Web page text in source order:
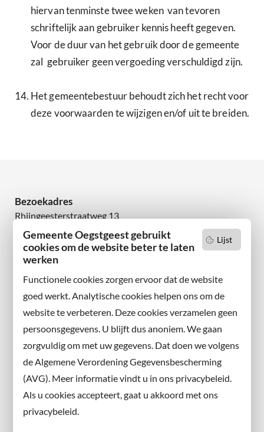
Lijst
Gemeente Oegstgeest gebruikt
cookies om de website beter te laten
werken
Functionele cookies zorgen ervoor dat de website
goed werkt. Analytische cookies helpen ons om de
website te verbeteren. Deze cookies verzamelen geen
persoonsgegevens. U blijft dus anoniem. We gaan
zorgvuldig om met uw gegevens. Dat doen we volgens
de Algemene Verordening Gegevensbescherming
(AVG). Meer informatie vindt u in ons privacybeleid.
Als u cookies accepteert, gaat u akkoord met ons
privacybeleid.
hiervan tenminste twee weken van tevoren
schriftelijk aan gebruiker kennis heeft gegeven.
Voor de duur van het gebruik door de gemeente
zal gebruiker geen vergoeding verschuldigd zijn.
Het gemeentebestuur behoudt zich het recht voor
deze voorwaarden te wijzigen en/of uit te breiden.
Bezoekadres
Rhijngeesterstraatweg 13
2342 AN Oegstgeest
Wilt u niets missen?
en volg ons ook op sociale media.
Facebook
X
Instagram
Contact met de gemeente